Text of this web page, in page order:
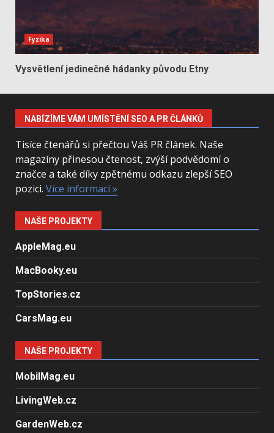
Fyzika
Vysvětlení jedinečné hádanky původu Etny
NABÍZÍME VÁM UMÍSTĚNÍ SEO A PR ČLÁNKŮ
Tisíce čtenářů si přečtou Váš PR článek. Naše
magazíny přinesou čtenost, zvýší podvědomí o
značce a také díky zpětnému odkazu zlepší SEO
pozici. Více informací »
NAŠE PROJEKTY
AppleMag.eu
MacBooky.eu
TopStories.cz
CarsMag.eu
NAŠE PROJEKTY
MobilMag.eu
LivingWeb.cz
GardenWeb.cz